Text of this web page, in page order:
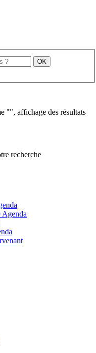
"", affichage des résultats
recherche
Agenda